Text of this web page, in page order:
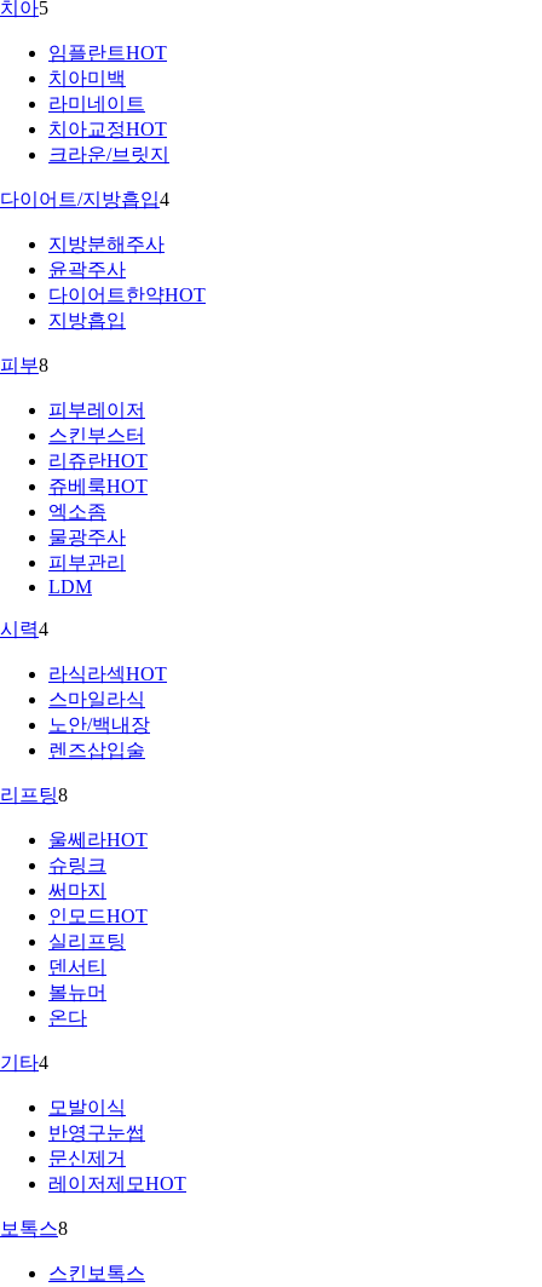
치아5
임플란트HOT
치아미백
라미네이트
치아교정HOT
크라운/브릿지
다이어트/지방흡입4
지방분해주사
윤곽주사
다이어트한약HOT
지방흡입
피부8
피부레이저
스킨부스터
리쥬란HOT
쥬베룩HOT
엑소좀
물광주사
피부관리
LDM
시력4
라식라섹HOT
스마일라식
노안/백내장
렌즈삽입술
리프팅8
울쎄라HOT
슈링크
써마지
인모드HOT
실리프팅
덴서티
볼뉴머
온다
기타4
모발이식
반영구눈썹
문신제거
레이저제모HOT
보톡스8
스킨보톡스